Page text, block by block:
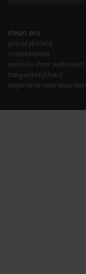
steun ons
privacybeleid
cookiebeleid
website door webreact
toegankelijkheid
algemene voorwaarden